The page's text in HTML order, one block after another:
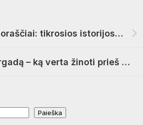
Naujakurių dienoraščiai: tikrosios istorijos iš Vilniaus naujų projektų
Kelionės į Hurgadą – ką verta žinoti prieš vykstant
Paieška